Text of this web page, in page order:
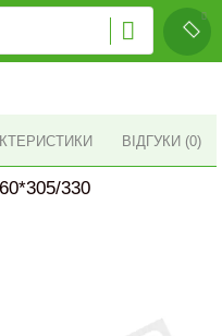
ВІДГУКИ (0)
330